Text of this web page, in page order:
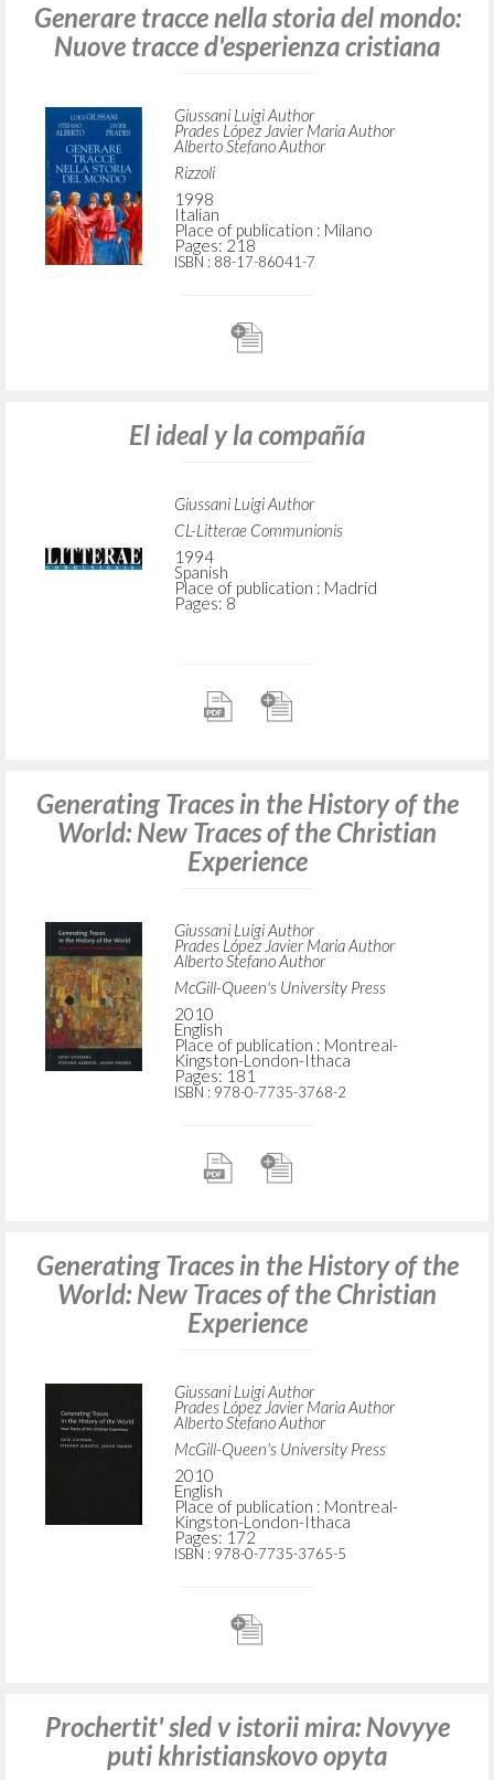
Generare tracce nella storia del mondo:
Nuove tracce d'esperienza cristiana
Giussani Luigi Author
Prades López Javier Maria Author
Alberto Stefano Author
Rizzoli
1998
Italian
Place of publication : Milano
Pages: 218
ISBN : 88-17-86041-7
El ideal y la compañía
Giussani Luigi Author
CL-Litterae Communionis
1994
Spanish
Place of publication : Madrid
Pages: 8
Generating Traces in the History of the
World: New Traces of the Christian
Experience
Giussani Luigi Author
Prades López Javier Maria Author
Alberto Stefano Author
McGill-Queen's University Press
2010
English
Place of publication : Montreal-
Kingston-London-Ithaca
Pages: 181
ISBN : 978-0-7735-3768-2
Generating Traces in the History of the
World: New Traces of the Christian
Experience
Giussani Luigi Author
Prades López Javier Maria Author
Alberto Stefano Author
McGill-Queen's University Press
2010
English
Place of publication : Montreal-
Kingston-London-Ithaca
Pages: 172
ISBN : 978-0-7735-3765-5
Prochertit' sled v istorii mira: Novyye
puti khristianskovo opyta